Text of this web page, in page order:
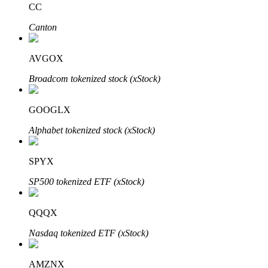
BTR-vergrendelingen
Exclusieve beleggingen voor BTR-houders
Leningen
CC
Canton
AVGOX
Broadcom tokenized stock (xStock)
GOOGLX
Alphabet tokenized stock (xStock)
SPYX
SP500 tokenized ETF (xStock)
QQQX
Nasdaq tokenized ETF (xStock)
AMZNX